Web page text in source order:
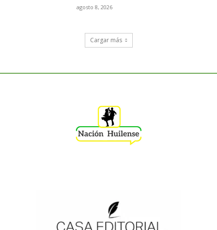
agosto 8, 2026
Cargar más